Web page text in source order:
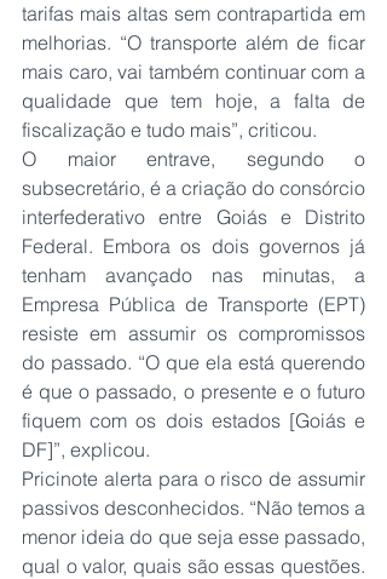
tarifas mais altas sem contrapartida em
melhorias. “O transporte além de ficar
mais caro, vai também continuar com a
qualidade que tem hoje, a falta de
fiscalização e tudo mais”, criticou.
O maior entrave, segundo o
subsecretário, é a criação do consórcio
interfederativo entre Goiás e Distrito
Federal. Embora os dois governos já
tenham avançado nas minutas, a
Empresa Pública de Transporte (EPT)
resiste em assumir os compromissos
do passado. “O que ela está querendo
é que o passado, o presente e o futuro
fiquem com os dois estados [Goiás e
DF]”, explicou.
Pricinote alerta para o risco de assumir
passivos desconhecidos. “Não temos a
menor ideia do que seja esse passado,
qual o valor, quais são essas questões.